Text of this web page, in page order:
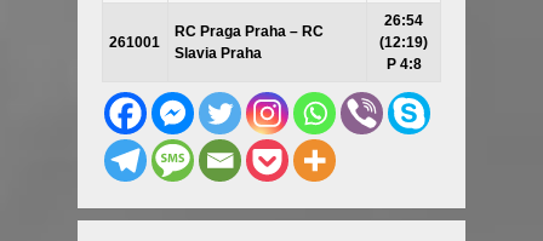
261001
RC Praga Praha – RC
Slavia Praha
26:54
(12:19)
P 4:8